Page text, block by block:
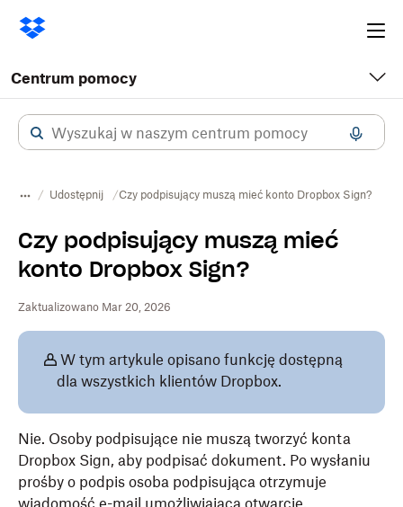
Centrum pomocy
Udostępnij Czy podpisujący muszą mieć konto Dropbox Sign?
Czy podpisujący muszą mieć
konto Dropbox Sign?
Zaktualizowano Mar 20, 2026
W tym artykule opisano funkcję dostępną
dla wszystkich klientów Dropbox.
Nie. Osoby podpisujące nie muszą tworzyć konta
Dropbox Sign, aby podpisać dokument. Po wysłaniu
prośby o podpis osoba podpisująca otrzymuje
wiadomość e-mail umożliwiającą otwarcie,